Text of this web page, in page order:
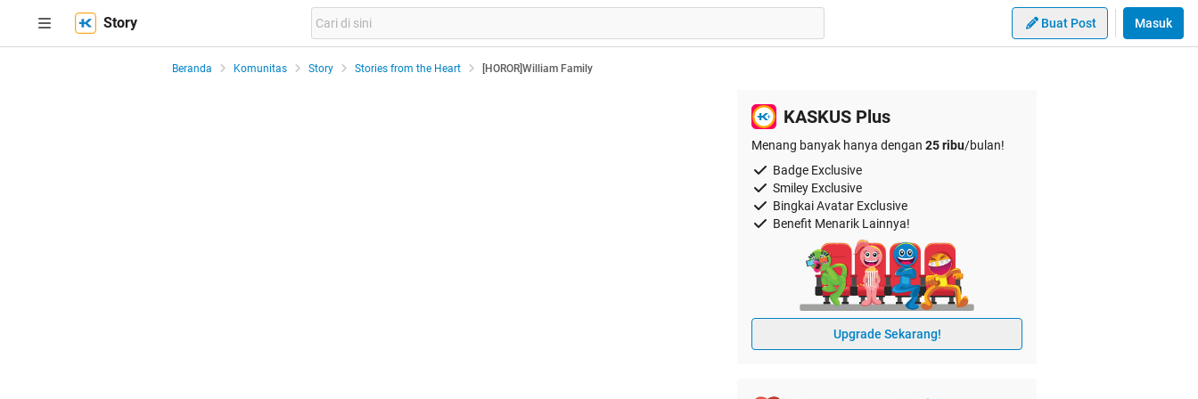
Story Buat Post Masuk
Beranda Komunitas Story Stories from the Heart [HOROR]William Family
KASKUS Plus
Menang banyak hanya dengan 25 ribu/bulan!
Badge Exclusive
Smiley Exclusive
Bingkai Avatar Exclusive
Benefit Menarik Lainnya!
Upgrade Sekarang!